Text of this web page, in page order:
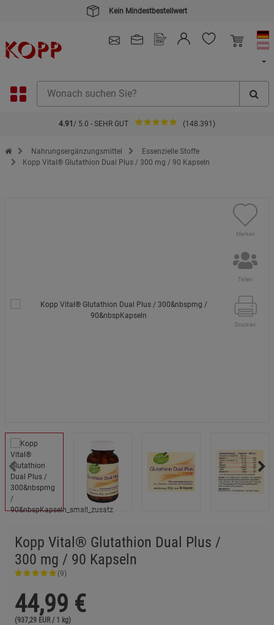
Kein Mindestbestellwert
4.91 / 5.0 - SEHR GUT (148.391)
Zur Startseite des Kopp Verlag Online-Shop
Nahrungsergänzungsmittel
Essenzielle Stoffe
Kopp Vital® Glutathion Dual Plus / 300 mg / 90 Kapseln
Merken
Teilen
Drucken
Kopp Vital® Glutathion Dual Plus /
300 mg / 90 Kapseln
(9)
44,99 €
(937,29 EUR / 1 kg)